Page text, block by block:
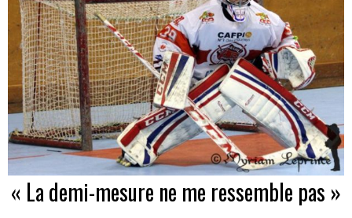
« La demi-mesure ne me ressemble pas »